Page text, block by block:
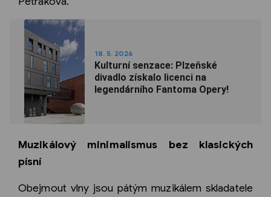
18. 5. 2026
Kulturní senzace: Plzeňské
divadlo získalo licenci na
legendárního Fantoma Opery!
Muzikálový minimalismus bez klasických
písní
Obejmout vlny jsou pátým muzikálem skladatele